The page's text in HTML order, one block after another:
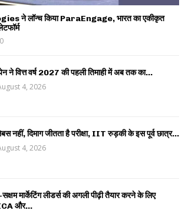
ने लॉन्च किया ParaEngage, भारत का एकीकृत
0
ने वित्त वर्ष 2027 की पहली तिमाही में अब तक का...
4, 2026
नहीं, दिमाग जीतता है परीक्षा, IIT रुड़की के इस पूर्व छात्र...
4, 2026
मार्केटिंग लीडर्स की अगली पीढ़ी तैयार करने के लिए
और...